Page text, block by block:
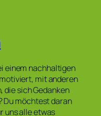
einem nachhaltigen
mit anderen
die sich Gedanken
Du möchtest daran
uns alle etwas